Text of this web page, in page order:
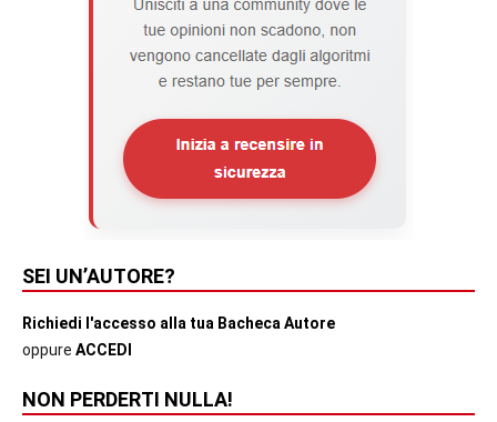
SEI UN’AUTORE?
Richiedi l'accesso alla tua Bacheca Autore
oppure ACCEDI
NON PERDERTI NULLA!